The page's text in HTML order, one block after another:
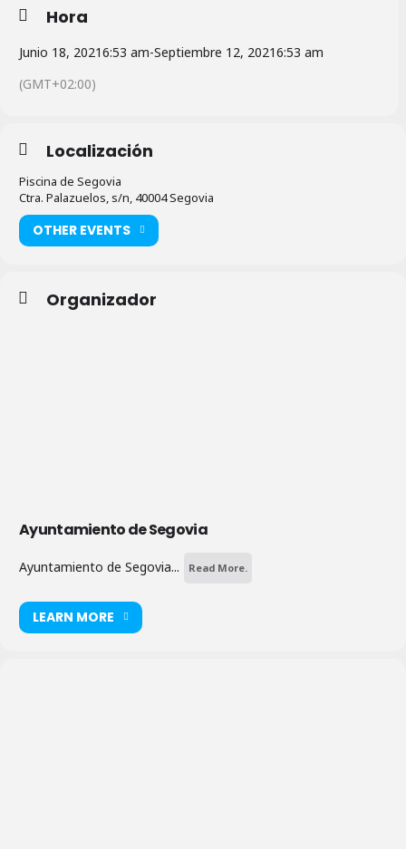
Hora
Junio 18, 20216:53 am-Septiembre 12, 20216:53 am
(GMT+02:00)
Localización
Piscina de Segovia
Ctra. Palazuelos, s/n, 40004 Segovia
OTHER EVENTS
Organizador
Ayuntamiento de Segovia
Ayuntamiento de Segovia... Read More.
LEARN MORE